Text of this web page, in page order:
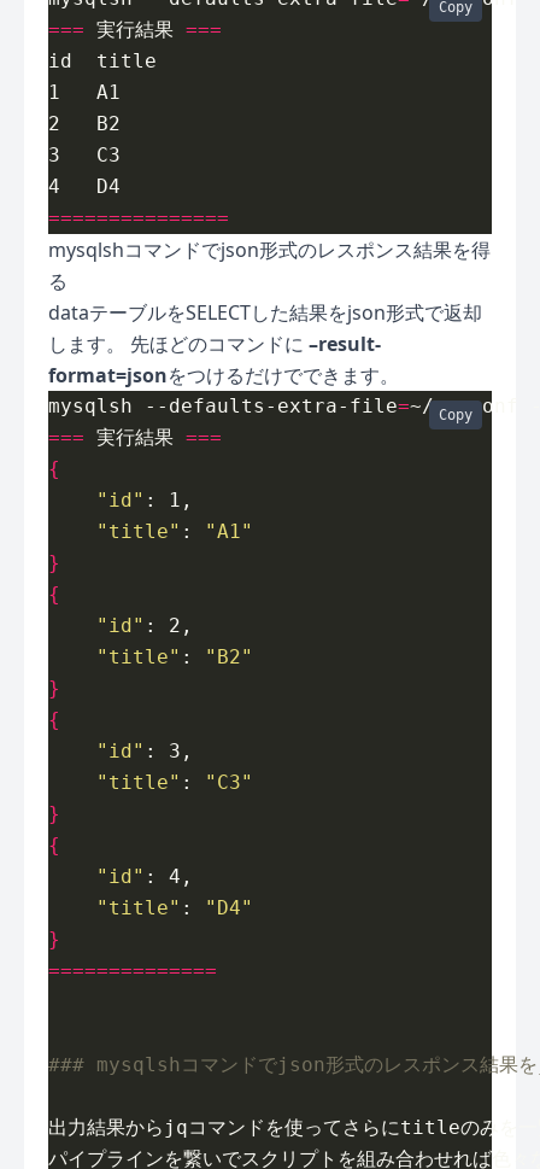
=== 実行結果 ===
===============
Copy
mysqlshコマンドでjson形式のレスポンス結果を得
る
dataテーブルをSELECTした結果をjson形式で返却
します。 先ほどのコマンドに –result-
format=jsonをつけるだけでできます。
mysqlsh --defaults-extra-file=~/my.conf
=== 実行結果 ===
{
"id"
"title" :
"A1"
}
{
"id"
"title" :
"B2"
}
{
"id"
"title" :
"C3"
}
{
"id"
"title" :
"D4"
}
==============
### mysqlshコマンドでjson形式のレスポンス結果
Copy